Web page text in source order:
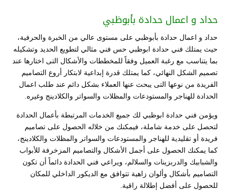
حداد و اعمال حدادة بأبوظبي
حداد و اعمال حدادة بأبوظبي على مستوى عالي من الخبرة والحرفية،
حيث يمتلك فني حدادة ابوظبي حس فني مثالي لتطويع الحديد وتشكيله
بما يتناسب مع رغبة العميل وفقاً للمخططات والأشكال التى اختارها عند
تصميم الشكل النهائي، كما يمتلك قدرة إبداعية لابتكار أروع التصاميم
الفريدة من نوعها التى يبحث عنها العملاء بشكل دائم عند طلب اعمال
الحدادة للهناجر والمستودعات والمظلات والسواتر والكلادينج وغيره.
ويؤمن فني حدادة ابوظبي لك جميع الخدمات المرتبطة بأعمال الحدادة
لتحصل على خدمة شاملة، فيمكنك من خلاله الحصول على تصاميم
فريدة أو تقليدية للهناجر والمستودعات والسواتر والمظلات والكلادينج،
كما يمكنك الحصول على أجمل الأشكال والتصاميم المزخرفة للأبواب
والشبابيك والدربزينات والسلالم، ويراعي فني الحدادة دائماً أن تكون
التصاميم بأشكال وألوان زاهية تتوافق مع الديكور الداخلي للمكان
للحصول على أفضل إطلالة راقية.